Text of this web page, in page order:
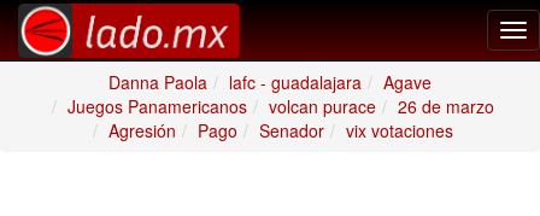
Danna Paola
lafc - guadalajara
Agave
Juegos Panamericanos
volcan purace
26 de marzo
Agresión
Pago Senador vix votaciones